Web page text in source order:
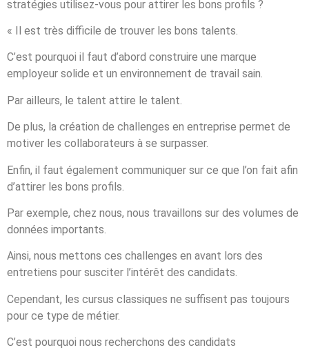
stratégies utilisez-vous pour attirer les bons profils ?
« Il est très difficile de trouver les bons talents.
C’est pourquoi il faut d’abord construire une marque
employeur solide et un environnement de travail sain.
Par ailleurs, le talent attire le talent.
De plus, la création de challenges en entreprise permet de
motiver les collaborateurs à se surpasser.
Enfin, il faut également communiquer sur ce que l’on fait afin
d’attirer les bons profils.
Par exemple, chez nous, nous travaillons sur des volumes de
données importants.
Ainsi, nous mettons ces challenges en avant lors des
entretiens pour susciter l’intérêt des candidats.
Cependant, les cursus classiques ne suffisent pas toujours
pour ce type de métier.
C’est pourquoi nous recherchons des candidats